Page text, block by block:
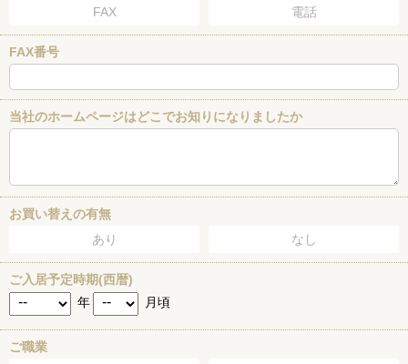
FAX 電話
FAX番号
当社のホームページはどこでお知りになりましたか
お買い替えの有無
あり
なし
ご入居予定時期(西暦)
年
月頃
ご職業